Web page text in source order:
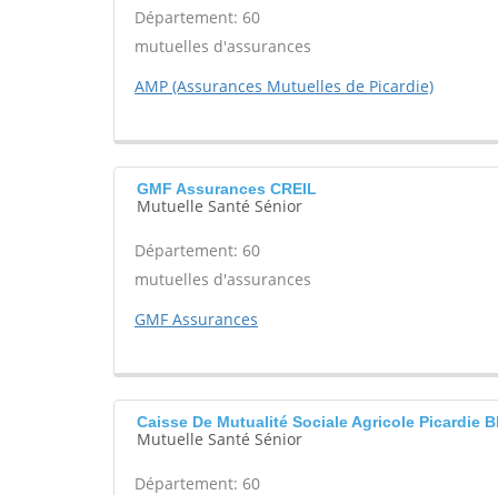
Département: 60
mutuelles d'assurances
AMP (Assurances Mutuelles de Picardie)
GMF Assurances CREIL
Mutuelle Santé Sénior
Département: 60
mutuelles d'assurances
GMF Assurances
Caisse De Mutualité Sociale Agricole Picardie
Mutuelle Santé Sénior
Département: 60